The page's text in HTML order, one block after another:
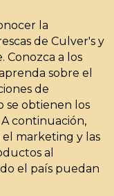
la
de Culver's y
Conozca a los
sobre el
de
se obtienen los
continuación,
marketing y las
al
el país puedan